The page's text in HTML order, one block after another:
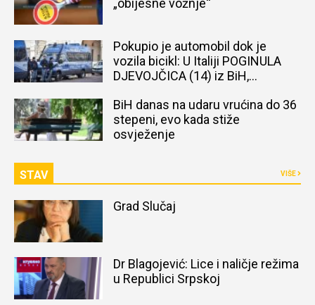
„obijesne vožnje“
Pokupio je automobil dok je
vozila bicikl: U Italiji POGINULA
DJEVOJČICA (14) iz BiH,
BiH danas na udaru vrućina do 36
stepeni, evo kada stiže
osvježenje
STAV VIŠE
Grad Slučaj
Dr Blagojević: Lice i naličje režima
u Republici Srpskoj